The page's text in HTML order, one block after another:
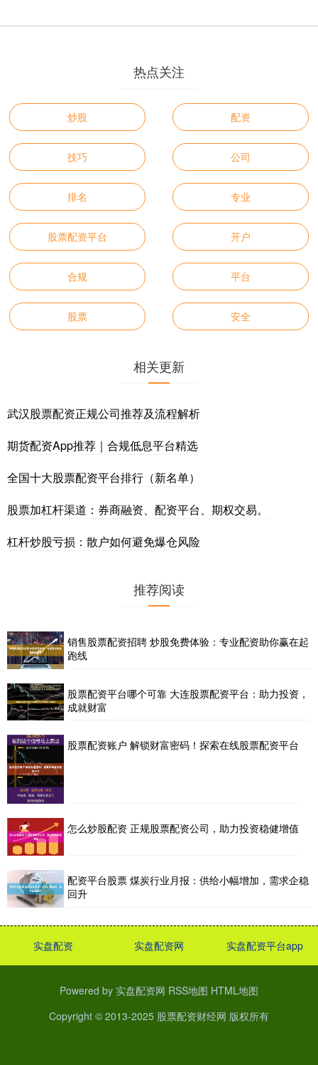
热点关注
炒股 配资
技巧 公司
排名 专业
股票配资平台 开户
合规 平台
股票 安全
相关更新
武汉股票配资正规公司推荐及流程解析
期货配资App推荐｜合规低息平台精选
全国十大股票配资平台排行（新名单）
股票加杠杆渠道：券商融资、配资平台、期权交易。
杠杆炒股亏损：散户如何避免爆仓风险
推荐阅读
销售股票配资招聘 炒股免费体验：专业配资助你赢在起
跑线
股票配资平台哪个可靠 大连股票配资平台：助力投资，
成就财富
股票配资账户 解锁财富密码！探索在线股票配资平台
怎么炒股配资 正规股票配资公司，助力投资稳健增值
配资平台股票 煤炭行业月报：供给小幅增加，需求企稳
回升
实盘配资 实盘配资网 实盘配资平台app
Powered by 实盘配资网 RSS地图 HTML地图
Copyright © 2013-2025 股票配资财经网 版权所有